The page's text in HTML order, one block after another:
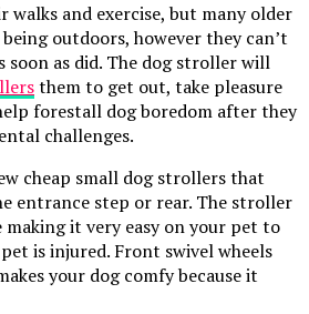
walks and exercise, but many older
outdoors, however they can’t
soon as did. The dog stroller will
them to get out, take pleasure
forestall dog boredom after they
challenges.
cheap small dog strollers that
entrance step or rear. The stroller
it very easy on your pet to
is injured. Front swivel wheels
your dog comfy because it